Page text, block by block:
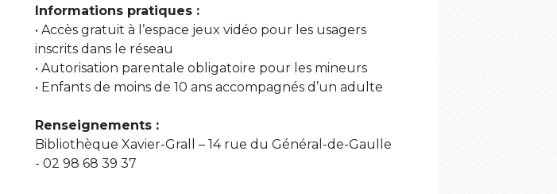
Informations pratiques :
• Accès gratuit à l’espace jeux vidéo pour les usagers
inscrits dans le réseau
• Autorisation parentale obligatoire pour les mineurs
• Enfants de moins de 10 ans accompagnés d’un adulte
Renseignements :
Bibliothèque Xavier-Grall – 14 rue du Général-de-Gaulle
- 02 98 68 39 37